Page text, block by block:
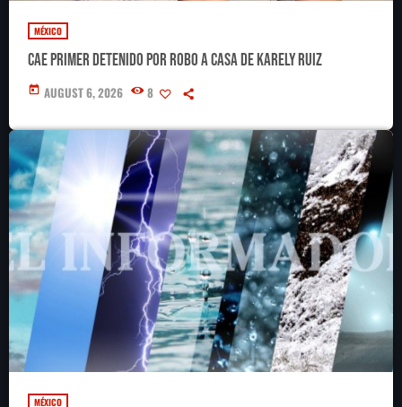
MÉXICO
Cae primer detenido por robo a casa de Karely Ruiz
today AUGUST 6, 2026 8
MÉXICO